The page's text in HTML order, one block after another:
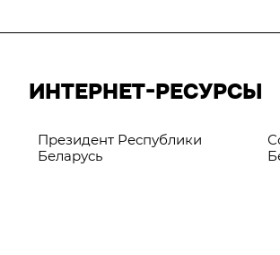
ИНТЕРНЕТ-РЕСУРСЫ
Президент Республики
Беларусь